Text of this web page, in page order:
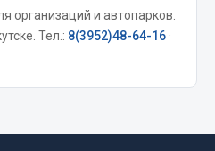
организаций и автопарков.
Тел.: 8(3952)48-64-16 ·